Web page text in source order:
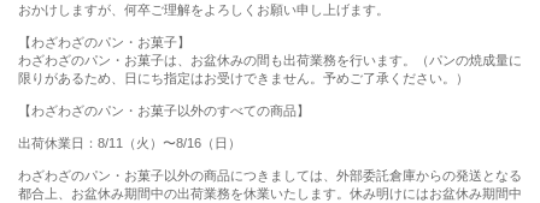
おかけしますが、何卒ご理解をよろしくお願い申し上げます。
【わざわざのパン・お菓子】
わざわざのパン・お菓子は、お盆休みの間も出荷業務を行います。（パンの焼成量に
限りがあるため、日にち指定はお受けできません。予めご了承ください。）
【わざわざのパン・お菓子以外のすべての商品】
出荷休業日：8/11（火）〜8/16（日）
わざわざのパン・お菓子以外の商品につきましては、外部委託倉庫からの発送となる
都合上、お盆休み期間中の出荷業務を休業いたします。休み明けにはお盆休み期間中